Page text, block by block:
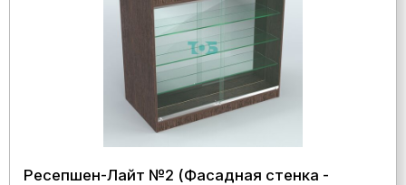
Ресепшен-Лайт №2 (Фасадная стенка -